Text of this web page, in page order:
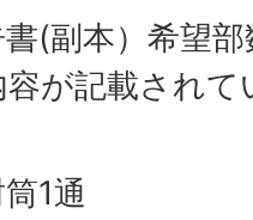
(副本）希望部
が記載され
1通